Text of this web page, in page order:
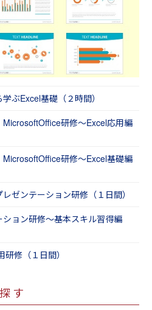
らないときに誰を頼りに
る（同期には一番質問しや
効果が期待できるからで
っての研修です。貴社の
パターン２】のほうがお
せ。受講者のレベル感に
ンをご提案いたします。
ぶExcel基礎（２時間）
MicrosoftOffice研修～Excel応用編
MicrosoftOffice研修～Excel基礎編
ゼンテーション研修（１日間）
ョン研修～基本スキル習得編
修（１日間）
す